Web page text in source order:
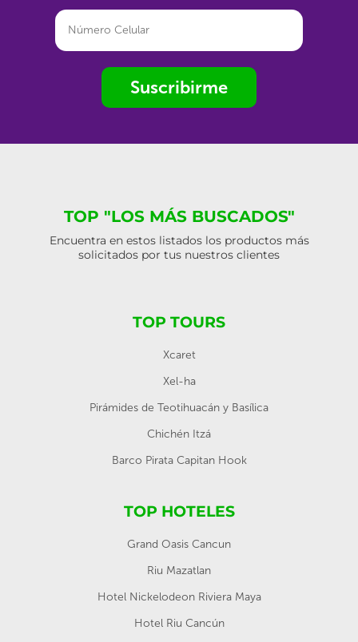
Suscribirme
TOP "LOS MÁS BUSCADOS"
Encuentra en estos listados los productos más
solicitados por tus nuestros clientes
TOP TOURS
Xcaret
Xel-ha
Pirámides de Teotihuacán y Basílica
Chichén Itzá
Barco Pirata Capitan Hook
TOP HOTELES
Grand Oasis Cancun
Riu Mazatlan
Hotel Nickelodeon Riviera Maya
Hotel Riu Cancún